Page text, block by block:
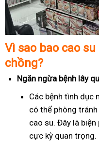
Vì sao bao cao
chồng?
Ngăn ngừa bệnh lây
Các bệnh tình dục
có thể phòng
cao su. Đây là
cực kỳ quan trọng.